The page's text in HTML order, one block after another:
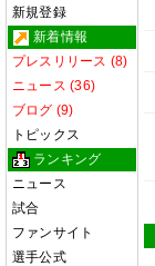
新規登録
新着情報
プレスリリース (8)
ニュース (36)
ブログ (9)
トピックス
ランキング
ニュース
試合
ファンサイト
選手公式